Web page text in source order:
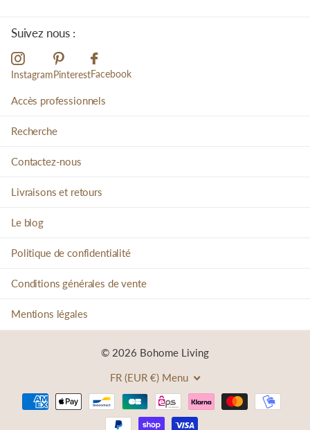
Suivez nous :
InstagramPinterestFacebook
Accès professionnels
Recherche
Contactez-nous
Livraisons et retours
Le blog
Politique de confidentialité
Conditions générales de vente
Mentions légales
© 2026 Bohome Living
FR (EUR €) Menu